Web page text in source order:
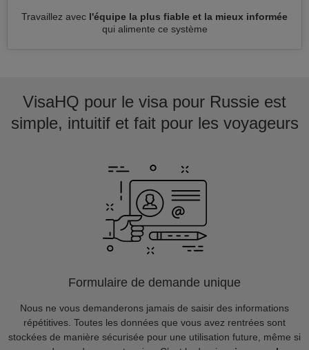
Travaillez avec l'équipe la plus fiable et la mieux informée
qui alimente ce système
VisaHQ pour le visa pour Russie est
simple, intuitif et fait pour les voyageurs
Formulaire de demande unique
Nous ne vous demanderons jamais de saisir des informations
répétitives. Toutes les données que vous avez rentrées sont
stockées de manière sécurisée pour une utilisation future, même si